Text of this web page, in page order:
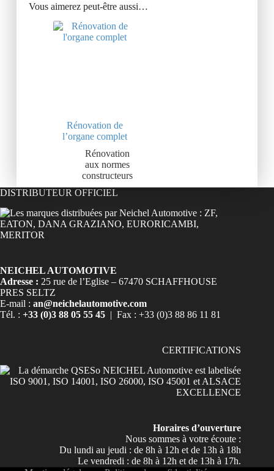
Vous aimerez peut-être aussi…
Rénovation de
l’organe complet
Rénovation
aux normes
constructeurs
DISTRIBUTEUR OFFICIEL
NEICHEL AUTOMOTIVE
Adresse : 25 rue de l’Eglise – 67470 SCHAFFHOUSE
PRES SELTZ
E-mail : an@neichelautomotive.com
Tél. : +33 (0)3 88 05 55 45 | Fax : +33 (0)3 88 86 11 81
CERTIFICATIONS
Horaires d’ouverture
Nous sommes à votre écoute :
Du lundi au jeudi : de 8h à 12h et de 13h à 18h
Le vendredi : de 8h à 12h et de 13h à 17h.